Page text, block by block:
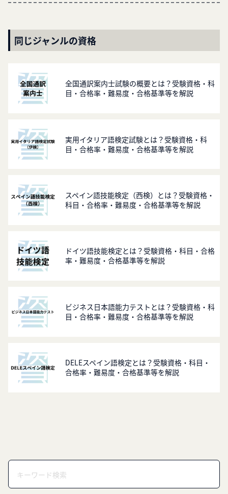
同じジャンルの資格
全国通訳案内士試験の概要とは？受験資格・科
目・合格率・難易度・合格基準等を解説
実用イタリア語検定試験とは？受験資格・科
目・合格率・難易度・合格基準等を解説
スペイン語技能検定（西検）とは？受験資格・
科目・合格率・難易度・合格基準等を解説
ドイツ語技能検定とは？受験資格・科目・合格
率・難易度・合格基準等を解説
ビジネス日本語能力テストとは？受験資格・科
目・合格率・難易度・合格基準等を解説
DELEスペイン語検定とは？受験資格・科目・
合格率・難易度・合格基準等を解説